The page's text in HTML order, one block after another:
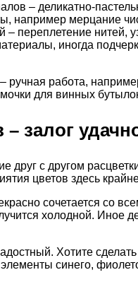
– деликатно-
например мерцание
переплетение нитей,
иногда
ручная работа,
для винных
залог
друг с другом
цветов здесь
сочетается со
холодной. Иное
Хотите
синего,